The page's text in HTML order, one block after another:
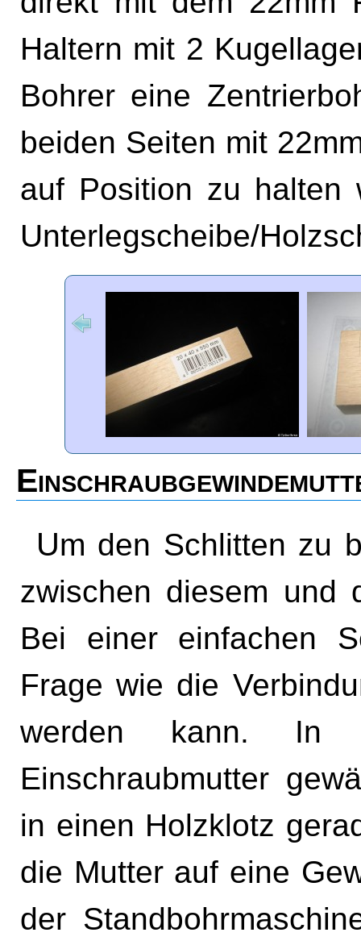
Haltern mit 2
Bohrer eine
beiden Seiten mit
auf Position zu halten
Unterlegscheibe/
Um den Schlitten zu bewegen muss eine Verbindung
zwischen diesem und
Bei einer einfachen
Frage wie die
werden kann. In
Einschraubmutter
in einen Holzklotz
die Mutter auf eine
der